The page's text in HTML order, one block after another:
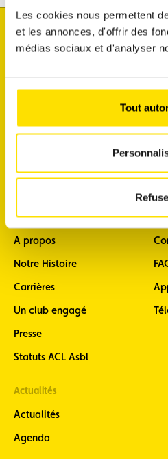
Les cookies nous permettent
et les annonces, d'offrir des
médias sociaux et d'analyser
Tout
Je souhaite
découvrir mes avantages
commander une vignette
m'abonner aux newsletters
A propos
A propos
Notre Histoire
Carrières
Un club engagé
Presse
Statuts ACL Asbl
Actualités
Actualités
Agenda